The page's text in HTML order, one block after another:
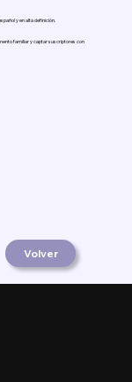
y en alta definición.
familiar y captar suscriptores con
Volver